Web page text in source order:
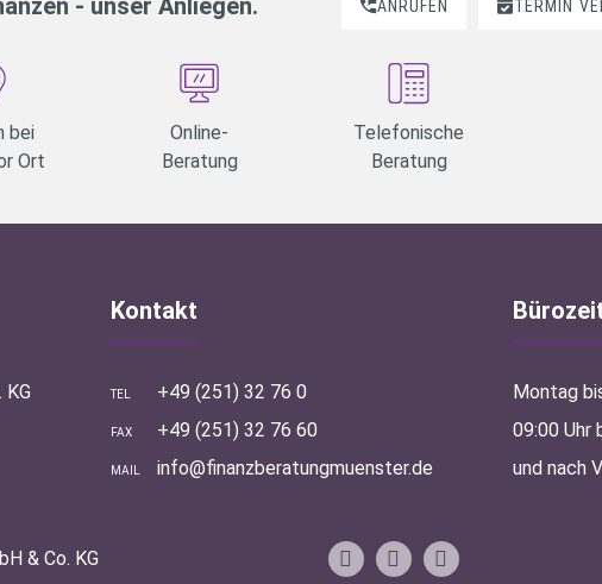
- unser Anliegen. ANRUFEN TERMIN
bei
Ort
Online-
Beratung
Telefonische
Beratung
KG
Kontakt
TEL +49 (251) 32 76 0
FAX +49 (251) 32 76 60
MAIL info@finanzberatungmuenster.de
Montag
09:00 Uhr
und nach
& Co. KG